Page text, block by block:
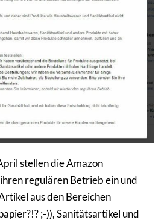
stellen die Amazon
regulären Betrieb ein und
aus den Bereichen
;-)), Sanitätsartikel und